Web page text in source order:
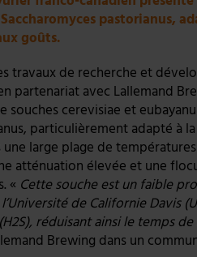
pastorianus,
goûts.
travaux de recherche et
partenariat avec Lallemand
cerevisiae et
particulièrement adapté à
large plage de
atténuation élevée et une
« Cette souche est un faible
de Californie Davis
réduisant ainsi le temps
Brewing dans un